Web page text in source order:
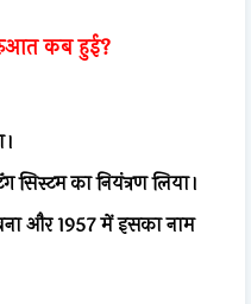
कब हुई?
सिस्टम का नियंत्रण लिया।
और 1957 में इसका नाम